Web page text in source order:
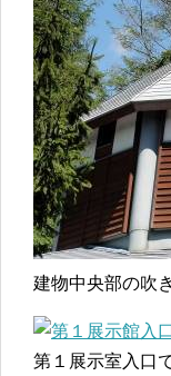
建物中央部の吹
第１展示室入口